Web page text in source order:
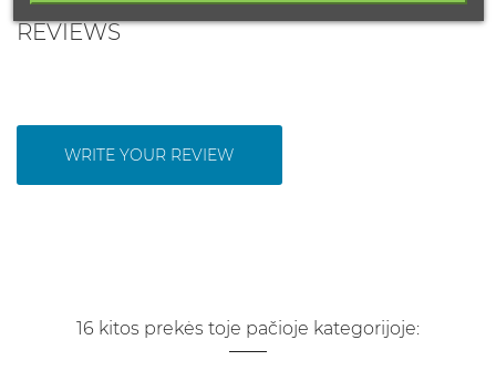
REVIEWS
WRITE YOUR REVIEW
16 kitos prekės toje pačioje kategorijoje: